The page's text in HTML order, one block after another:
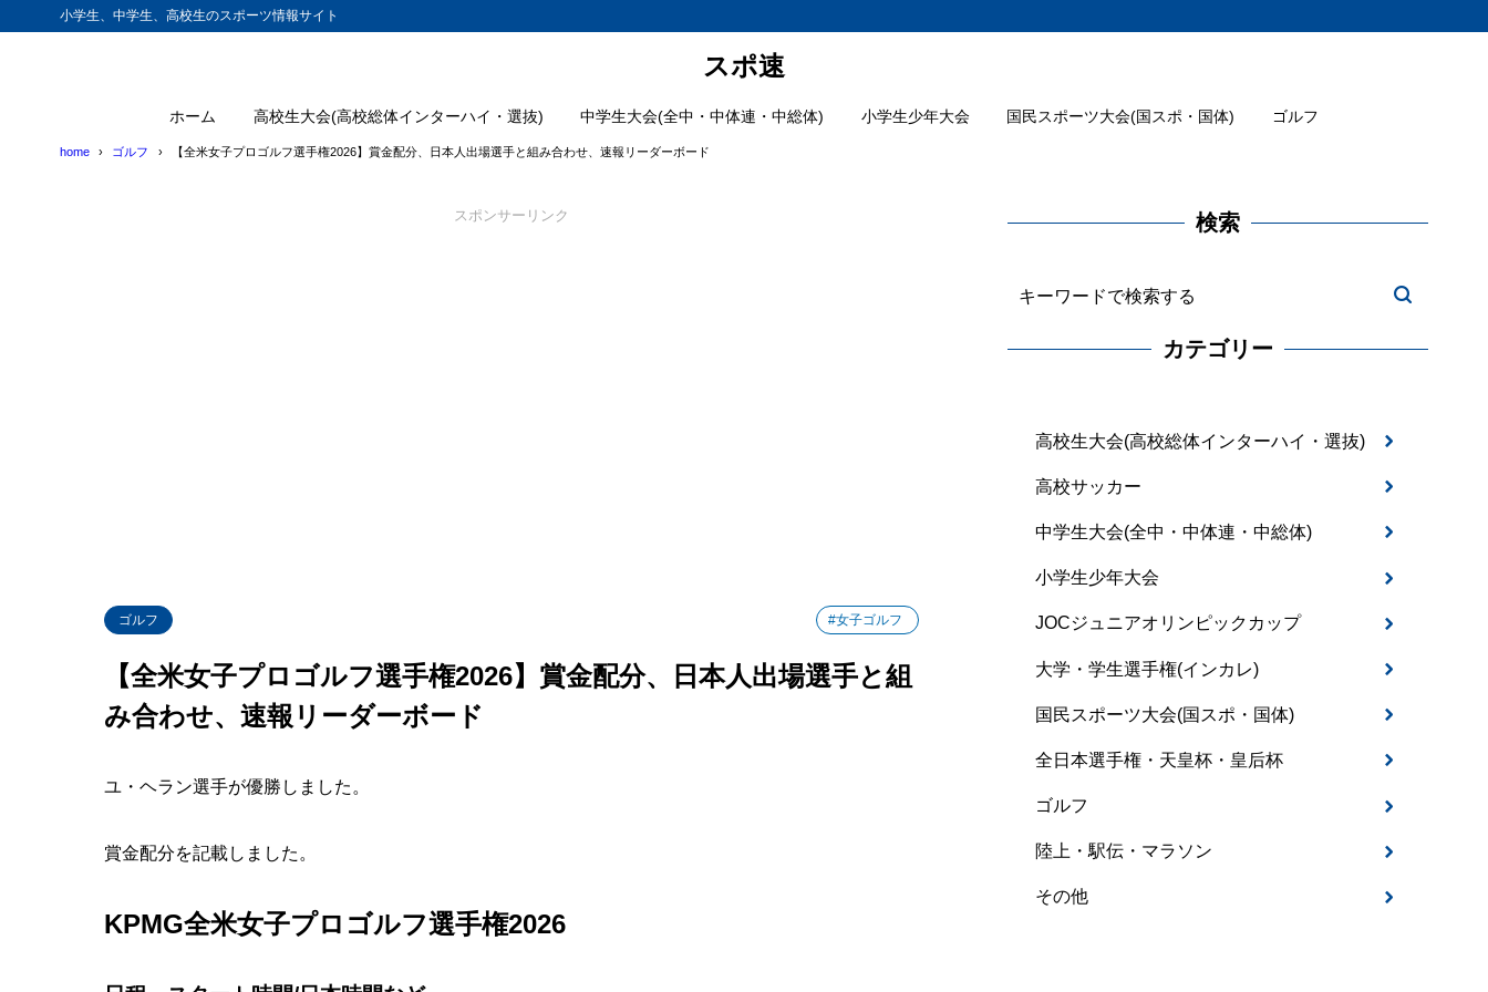
小学生、中学生、高校生のスポーツ情報サイト
スポ速
ホーム 高校生大会(高校総体インターハイ・選抜) 中学生大会(全中・中体連・中総体) 小学生少年大会 国民スポーツ大会(国スポ・国体) ゴルフ
home ゴルフ 【全米女子プロゴルフ選手権2026】賞金配分、日本人出場選手と組み合わせ、速報リーダーボード
スポンサーリンク
ゴルフ #女子ゴルフ
【全米女子プロゴルフ選手権2026】賞金配分、日本人出場選手と組
み合わせ、速報リーダーボード
ユ・ヘラン選手が優勝しました。
賞金配分を記載しました。
KPMG全米女子プロゴルフ選手権2026
検索
カテゴリー
高校生大会(高校総体インターハイ・選抜)
高校サッカー
中学生大会(全中・中体連・中総体)
小学生少年大会
JOCジュニアオリンピックカップ
大学・学生選手権(インカレ)
国民スポーツ大会(国スポ・国体)
全日本選手権・天皇杯・皇后杯
ゴルフ
陸上・駅伝・マラソン
その他